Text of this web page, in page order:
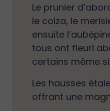
Le prunier
le colza, le
ensuite
tous ont fleuri
certains même
Les hausses
offrant une